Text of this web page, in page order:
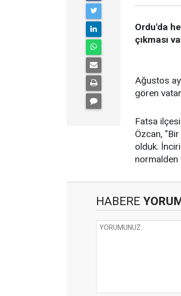
Ordu'da
çıkması
Ağustos
gören
Fatsa
Özcan,
olduk.
normalden
HABERE